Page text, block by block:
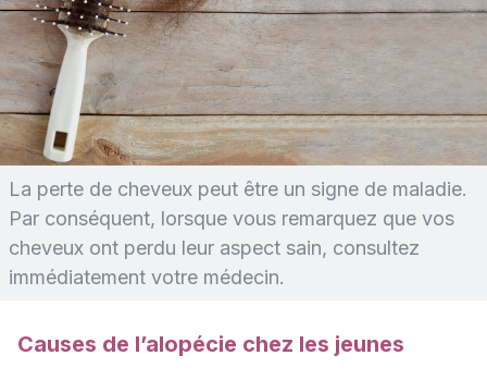
La perte de cheveux peut être un signe de maladie.
Par conséquent, lorsque vous remarquez que vos
cheveux ont perdu leur aspect sain, consultez
immédiatement votre médecin.
Causes de l’alopécie chez les jeunes